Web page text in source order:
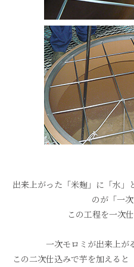
出来上がった「米麹」に「水」
のが「一次
この工程を一次
一次モロミが出来上が
この二次仕込みで芋を加える